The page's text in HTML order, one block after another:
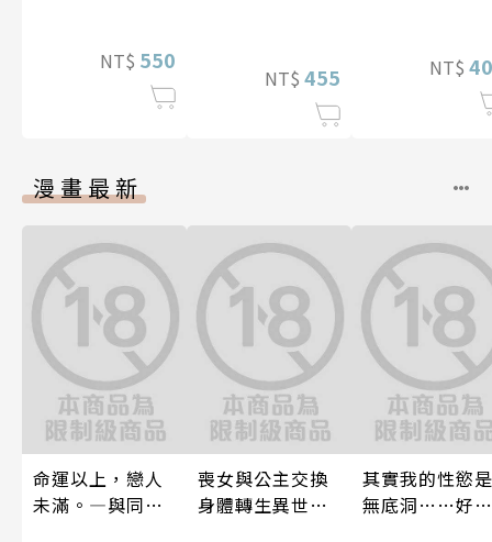
NT$ 550
NT$ 455 NT$
漫畫最新
命運以上，戀人
未滿。―與同期α
喪女與公主交換
身體轉生異世界
其實我的性慾是
無底洞……好想